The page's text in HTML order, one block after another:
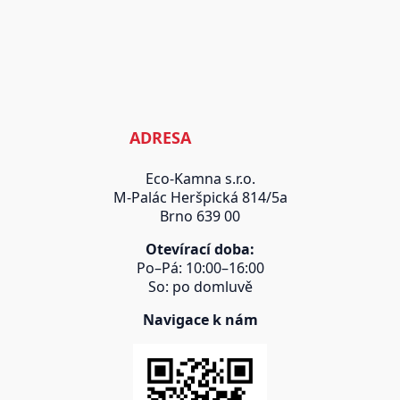
ADRESA
Eco-Kamna s.r.o.
M-Palác Heršpická 814/5a
Brno 639 00
Otevírací doba:
Po–Pá: 10:00–16:00
So: po domluvě
Navigace k nám